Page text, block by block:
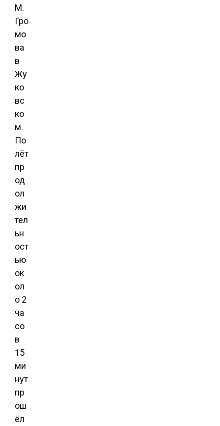
М.
Гро
мо
ва
в
Жу
ко
вс
ко
м.
По
лёт
пр
од
ол
жи
тел
ьн
ост
ью
ок
ол
о 2
ча
со
в
15
ми
нут
пр
ош
ёл